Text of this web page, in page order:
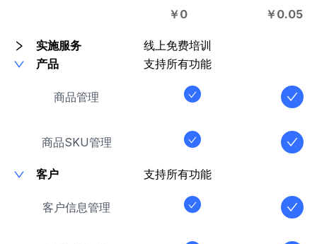
￥0
￥0.05
实施服务
线上免费培训
产品
支持所有功能
商品管理
商品SKU管理
客户 支持所有功能
客户信息管理